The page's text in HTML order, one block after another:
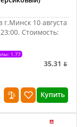
г.Минск 10 августа
Стоимость:
1.77
35.31 ƃ
Купить